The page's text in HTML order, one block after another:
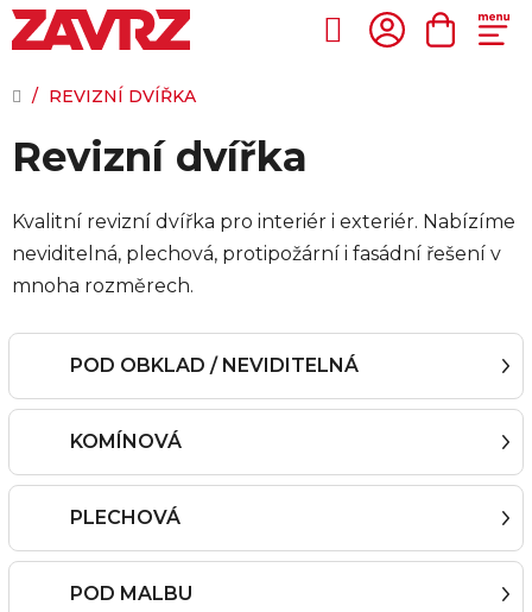
Přejít
na
Hledat
DOMŮ
/ REVIZNÍ DVÍŘKA
Revizní dvířka
Kvalitní revizní dvířka pro interiér i exteriér. Nabízíme
neviditelná, plechová, protipožární i fasádní řešení v
mnoha rozměrech.
POD OBKLAD / NEVIDITELNÁ
KOMÍNOVÁ
PLECHOVÁ
POD MALBU